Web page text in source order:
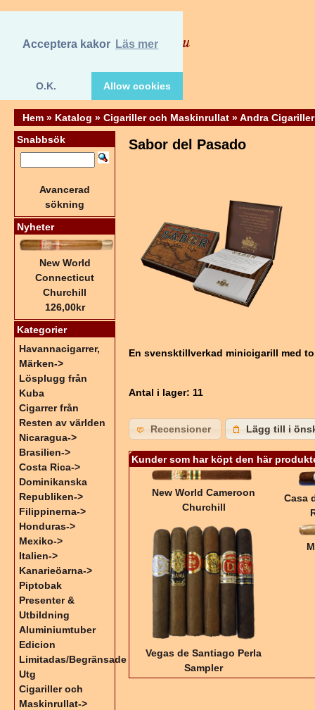
Acceptera kakor Läs mer
O.K. Allow cookies
Hem » Katalog » Cigariller och Maskinrullat »Andra Cigariller
Sabor del Pasado
En svensktillverkad minicigarill med
Antal i lager: 11
Recensioner Lägg till i
Kunder som har köpt den här
New World Cameroon
Churchill
Casa
Vegas de Santiago Perla
Sampler
Snabbsök
Avancerad
sökning
Nyheter
New World
Connecticut
Churchill
126,00kr
Kategorier
Havannacigarrer,
Märken->
Lösplugg från
Kuba
Cigarrer från
Resten av världen
Nicaragua->
Brasilien->
Costa Rica->
Dominikanska
Republiken->
Filippinerna->
Honduras->
Mexiko->
Italien->
Kanarieöarna->
Piptobak
Presenter &
Utbildning
Aluminiumtuber
Edicion
Limitadas/Begränsade
Utg
Cigariller och
Maskinrullat->